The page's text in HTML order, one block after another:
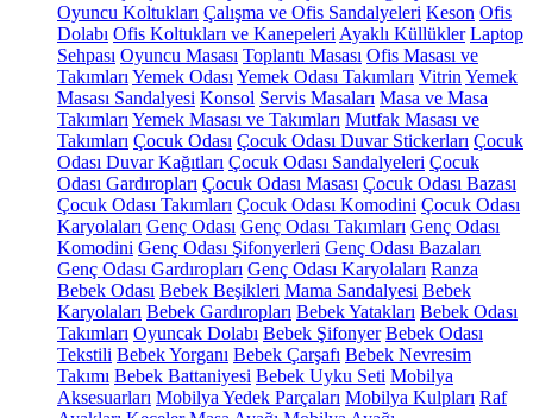
Oyuncu Koltukları Çalışma ve Ofis Sandalyeleri Keson Ofis
Dolabı Ofis Koltukları ve Kanepeleri Ayaklı Küllükler Laptop
Sehpası Oyuncu Masası Toplantı Masası Ofis Masası ve
Takımları Yemek Odası Yemek Odası Takımları Vitrin Yemek
Masası Sandalyesi Konsol Servis Masaları Masa ve Masa
Takımları Yemek Masası ve Takımları Mutfak Masası ve
Takımları Çocuk Odası Çocuk Odası Duvar Stickerları Çocuk
Odası Duvar Kağıtları Çocuk Odası Sandalyeleri Çocuk
Odası Gardıropları Çocuk Odası Masası Çocuk Odası Bazası
Çocuk Odası Takımları Çocuk Odası Komodini Çocuk Odası
Karyolaları Genç Odası Genç Odası Takımları Genç Odası
Komodini Genç Odası Şifonyerleri Genç Odası Bazaları
Genç Odası Gardıropları Genç Odası Karyolaları Ranza
Bebek Odası Bebek Beşikleri Mama Sandalyesi Bebek
Karyolaları Bebek Gardıropları Bebek Yatakları Bebek Odası
Takımları Oyuncak Dolabı Bebek Şifonyer Bebek Odası
Tekstili Bebek Yorganı Bebek Çarşafı Bebek Nevresim
Takımı Bebek Battaniyesi Bebek Uyku Seti Mobilya
Aksesuarları Mobilya Yedek Parçaları Mobilya Kulpları Raf